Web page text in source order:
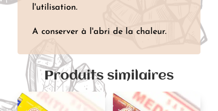
l'utilisation.
A conserver à l'abri de la chaleur.
Produits similaires